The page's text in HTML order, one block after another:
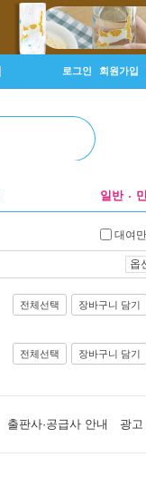
로그인 회원가입
일반
대여
옵
전체선택 장바구니 담기
전체선택 장바구니 담기
출판사·공급사 안내 광고